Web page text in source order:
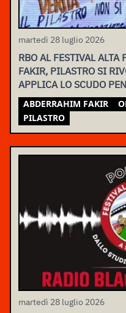
martedì 28 luglio 2026
RBO AL FESTIVAL
FAKIR, PILASTRO SI
APPLICA LO SCUDO
ASSEMBLEA NAZIONALE
ABDERRAHIM FAKIR
PILASTRO
martedì 28 luglio 2026